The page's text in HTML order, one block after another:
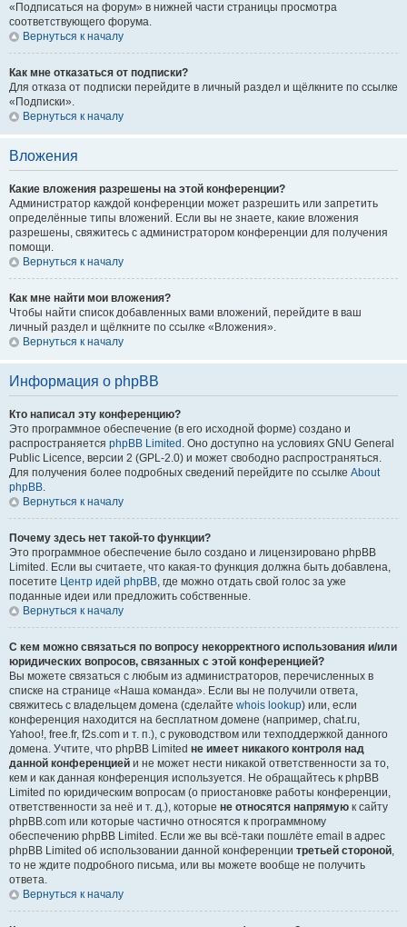
«Подписаться на форум» в нижней части страницы просмотра
соответствующего форума.
Вернуться к началу
Как мне отказаться от подписки?
Для отказа от подписки перейдите в личный раздел и щёлкните по ссылке
«Подписки».
Вернуться к началу
Вложения
Какие вложения разрешены на этой конференции?
Администратор каждой конференции может разрешить или запретить
определённые типы вложений. Если вы не знаете, какие вложения
разрешены, свяжитесь с администратором конференции для получения
помощи.
Вернуться к началу
Как мне найти мои вложения?
Чтобы найти список добавленных вами вложений, перейдите в ваш
личный раздел и щёлкните по ссылке «Вложения».
Вернуться к началу
Информация о phpBB
Кто написал эту конференцию?
Это программное обеспечение (в его исходной форме) создано и
распространяется phpBB Limited . Оно доступно на условиях GNU General
Public Licence, версии 2 (GPL-2.0) и может свободно распространяться.
Для получения более подробных сведений перейдите по ссылке About
phpBB.
Вернуться к началу
Почему здесь нет такой-то функции?
Это программное обеспечение было создано и лицензировано phpBB
Limited. Если вы считаете, что какая-то функция должна быть добавлена,
посетите Центр идей phpBB, где можно отдать свой голос за уже
поданные идеи или предложить собственные.
Вернуться к началу
С кем можно связаться по вопросу некорректного использования и/или
юридических вопросов, связанных с этой конференцией?
Вы можете связаться с любым из администраторов, перечисленных в
списке на странице «Наша команда». Если вы не получили ответа,
свяжитесь с владельцем домена (сделайте whois lookup) или, если
конференция находится на бесплатном домене (например, chat.ru,
Yahoo!, free.fr, f2s.com и т. п.), с руководством или техподдержкой данного
домена. Учтите, что phpBB Limited не имеет никакого контроля над
данной конференцией и не может нести никакой ответственности за то,
кем и как данная конференция используется. Не обращайтесь к phpBB
Limited по юридическим вопросам (о приостановке работы конференции,
ответственности за неё и т. д.), которые не относятся напрямую к сайту
phpBB.com или которые частично относятся к программному
обеспечению phpBB Limited. Если же вы всё-таки пошлёте email в адрес
phpBB Limited об использовании данной конференции третьей стороной,
то не ждите подробного письма, или вы можете вообще не получить
ответа.
Вернуться к началу